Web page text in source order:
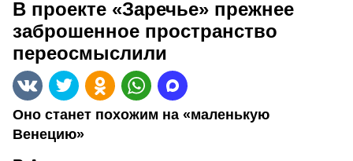
В проекте «Заречье» прежнее
заброшенное пространство
переосмыслили
Оно станет похожим на «маленькую
Венецию»